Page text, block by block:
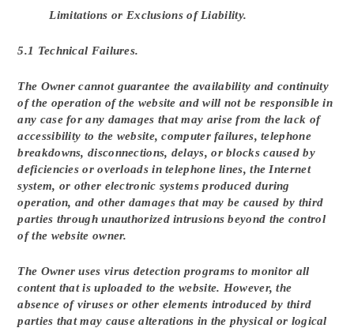
Limitations or Exclusions of Liability.
5.1 Technical Failures.
The Owner cannot guarantee the availability and continuity
of the operation of the website and will not be responsible in
any case for any damages that may arise from the lack of
accessibility to the website, computer failures, telephone
breakdowns, disconnections, delays, or blocks caused by
deficiencies or overloads in telephone lines, the Internet
system, or other electronic systems produced during
operation, and other damages that may be caused by third
parties through unauthorized intrusions beyond the control
of the website owner.
The Owner uses virus detection programs to monitor all
content that is uploaded to the website. However, the
absence of viruses or other elements introduced by third
parties that may cause alterations in the physical or logical